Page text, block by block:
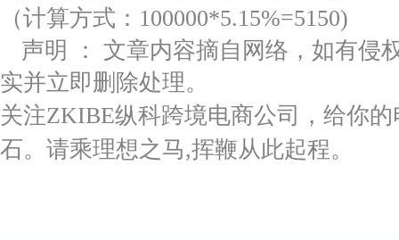
（计算方式：100000*5.15%=5150)
声明 ： 文章内容摘自网络，如有侵
实并立即删除处理。
关注ZKIBE纵科跨境电商公司，给你
石。请乘理想之马,挥鞭从此起程。